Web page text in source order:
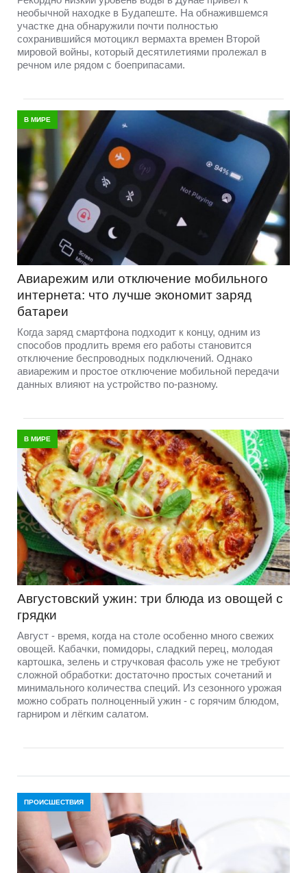
необычной находке в Будапеште. На обнажившемся
участке дна обнаружили почти полностью
сохранившийся мотоцикл вермахта времен Второй
мировой войны, который десятилетиями пролежал в
речном иле рядом с боеприпасами.
В МИРЕ
Авиарежим или отключение мобильного
интернета: что лучше экономит заряд
батареи
Когда заряд смартфона подходит к концу, одним из
способов продлить время его работы становится
отключение беспроводных подключений. Однако
авиарежим и простое отключение мобильной передачи
данных влияют на устройство по-разному.
В МИРЕ
Августовский ужин: три блюда из овощей с
грядки
Август - время, когда на столе особенно много свежих
овощей. Кабачки, помидоры, сладкий перец, молодая
картошка, зелень и стручковая фасоль уже не требуют
сложной обработки: достаточно простых сочетаний и
минимального количества специй. Из сезонного урожая
можно собрать полноценный ужин - с горячим блюдом,
гарниром и лёгким салатом.
ПРОИСШЕСТВИЯ